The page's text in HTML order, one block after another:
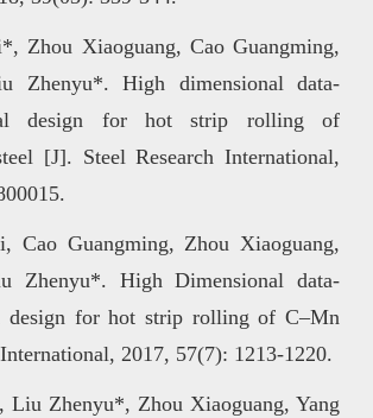
Zhou Xiaoguang, Cao Guangming,
Zhenyu*. High dimensional data-
design for hot strip rolling of
[J]. Steel Research International,
Cao Guangming, Zhou Xiaoguang,
Zhenyu*. High Dimensional data-
design for hot strip rolling of C–Mn
2017, 57(7): 1213-1220.
Liu Zhenyu*, Zhou Xiaoguang, Yang